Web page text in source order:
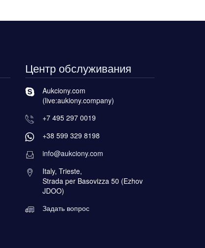
Центр обслуживания
Aukciony.com
(live:aukiony.company)
+7 495 297 0019
+38 599 329 8198
info@aukciony.com
Italy, Trieste,
Strada per Basovizza 50 (Ezhov
JDOO)
Задать вопрос